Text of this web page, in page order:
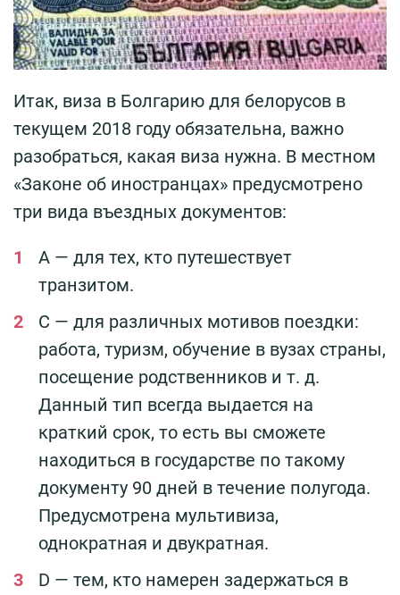
Итак, виза в Болгарию для белорусов в
текущем 2018 году обязательна, важно
разобраться, какая виза нужна. В местном
«Законе об иностранцах» предусмотрено
три вида въездных документов:
А — для тех, кто путешествует
транзитом.
С — для различных мотивов поездки:
работа, туризм, обучение в вузах страны,
посещение родственников и т. д.
Данный тип всегда выдается на
краткий срок, то есть вы сможете
находиться в государстве по такому
документу 90 дней в течение полугода.
Предусмотрена мультивиза,
однократная и двукратная.
D — тем, кто намерен задержаться в